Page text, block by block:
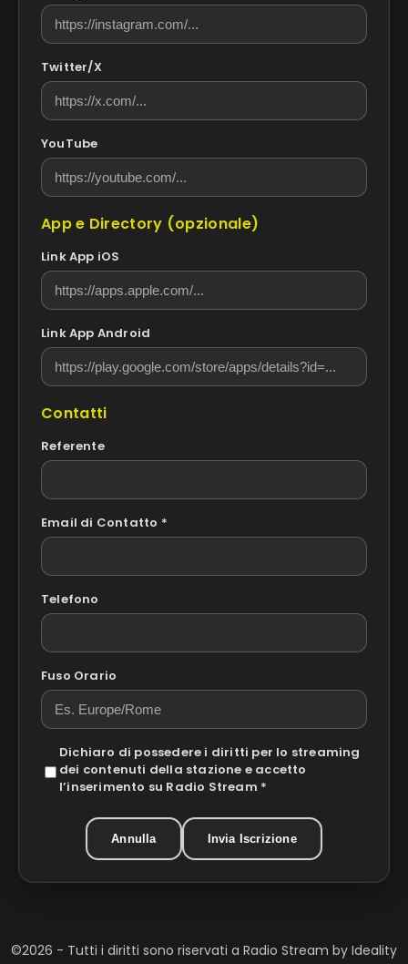
Twitter/X
YouTube
App e Directory (opzionale)
Link App iOS
Link App Android
Contatti
Referente
Email di Contatto *
Telefono
Fuso Orario
Dichiaro di possedere i diritti per lo streaming
dei contenuti della stazione e accetto
l’inserimento su Radio Stream *
Annulla Invia Iscrizione
©2026 - Tutti i diritti sono riservati a Radio Stream by Ideality